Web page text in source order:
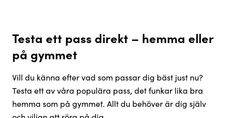
Testa ett pass direkt – hemma eller
på gymmet
Vill du känna efter vad som passar dig bäst just nu?
Testa ett av våra populära pass, det funkar lika bra
hemma som på gymmet. Allt du behöver är dig själv